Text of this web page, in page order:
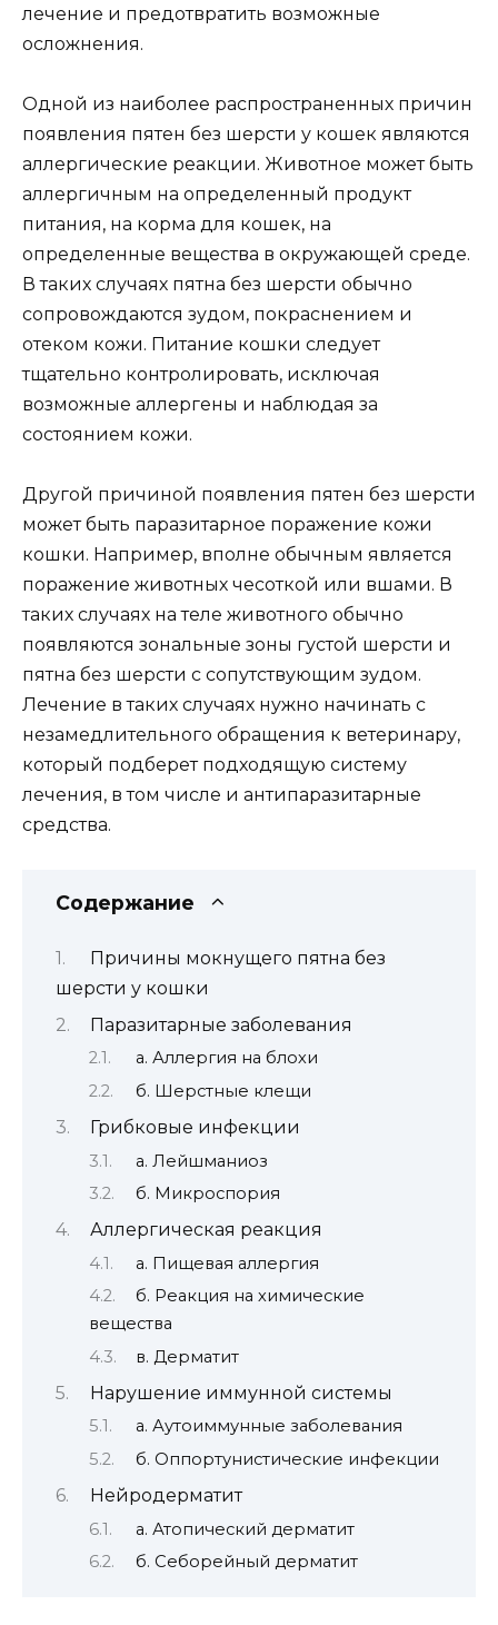
лечение и предотвратить возможные
осложнения.
Одной из наиболее распространенных причин
появления пятен без шерсти у кошек являются
аллергические реакции. Животное может быть
аллергичным на определенный продукт
питания, на корма для кошек, на
определенные вещества в окружающей среде.
В таких случаях пятна без шерсти обычно
сопровождаются зудом, покраснением и
отеком кожи. Питание кошки следует
тщательно контролировать, исключая
возможные аллергены и наблюдая за
состоянием кожи.
Другой причиной появления пятен без шерсти
может быть паразитарное поражение кожи
кошки. Например, вполне обычным является
поражение животных чесоткой или вшами. В
таких случаях на теле животного обычно
появляются зональные зоны густой шерсти и
пятна без шерсти с сопутствующим зудом.
Лечение в таких случаях нужно начинать с
незамедлительного обращения к ветеринару,
который подберет подходящую систему
лечения, в том числе и антипаразитарные
средства.
Содержание
Причины мокнущего пятна без
шерсти у кошки
Паразитарные заболевания
а. Аллергия на блохи
б. Шерстные клещи
Грибковые инфекции
а. Лейшманиоз
б. Микроспория
Аллергическая реакция
а. Пищевая аллергия
б. Реакция на химические
вещества
в. Дерматит
Нарушение иммунной системы
а. Аутоиммунные заболевания
б. Оппортунистические инфекции
Нейродерматит
а. Атопический дерматит
б. Себорейный дерматит